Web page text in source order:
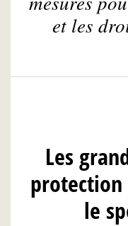
et les
Les
protection
le